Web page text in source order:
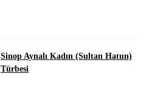
Sinop Aynalı Kadın (Sultan Hatun)
Türbesi